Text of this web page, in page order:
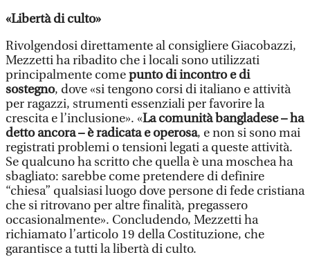
«Libertà di culto»
Rivolgendosi direttamente al consigliere Giacobazzi,
Mezzetti ha ribadito che i locali sono utilizzati
principalmente comepunto di incontro e di
sostegno, dove «si tengono corsi di italiano e attività
per ragazzi, strumenti essenziali per favorire la
crescita e l’inclusione». «La comunità bangladese – ha
detto ancora – è radicata e operosa, e non si sono mai
registrati problemi o tensioni legati a queste attività.
Se qualcuno ha scritto che quella è una moschea ha
sbagliato: sarebbe come pretendere di definire
“chiesa” qualsiasi luogo dove persone di fede cristiana
che si ritrovano per altre finalità, pregassero
occasionalmente». Concludendo, Mezzetti ha
richiamato l’articolo 19 della Costituzione, che
garantisce a tutti la libertà di culto.